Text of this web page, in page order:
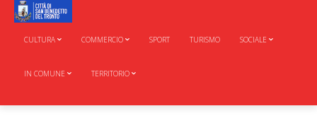
CULTURA COMMERCIO SPORT TURISMO SOCIALE
IN COMUNE TERRITORIO